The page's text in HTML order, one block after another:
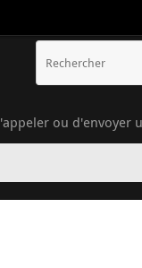
ou d'envoyer